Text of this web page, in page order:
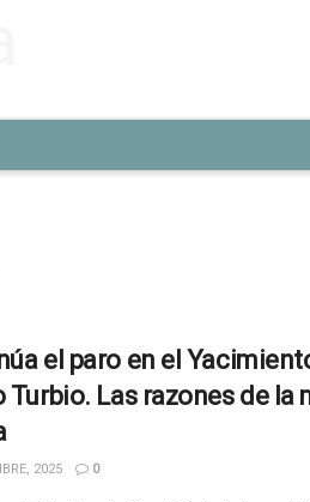
el paro en el
Turbio. Las razones de la
2025 0